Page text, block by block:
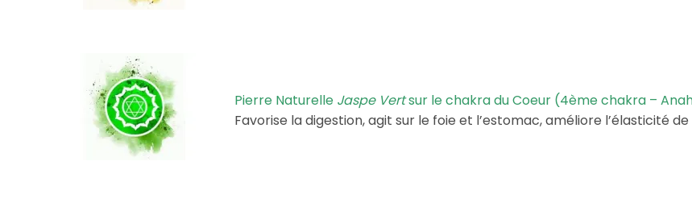
Pierre Naturelle Jaspe Vertsur le chakra du Coeur (4ème chakra –
Favorise la digestion, agit sur le foie et l’estomac, améliore l’élasticité de